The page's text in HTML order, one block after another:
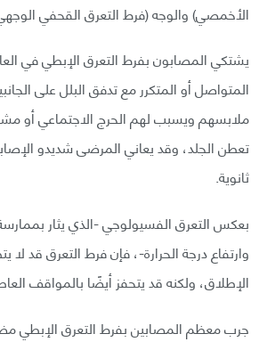
الأخمصي) والوجه (فرط التعرق القحفي
يشتكي المصابون بفرط التعرق الإبطي في
المتواصل أو المتكرر مع تدفق البلل على
ملابسهم ويسبب لهم الحرج الاجتماعي أو
تعطن الجلد، وقد يعاني المرضى شديدو
ثانوية.
بعكس التعرق الفسيولوجي -الذي يثار
وارتفاع درجة الحرارة-، فإن فرط التعرق قد
الإطلاق، ولكنه قد يتحفز أيضًا بالمواقف
جرب معظم المصابين بفرط التعرق الإبطي